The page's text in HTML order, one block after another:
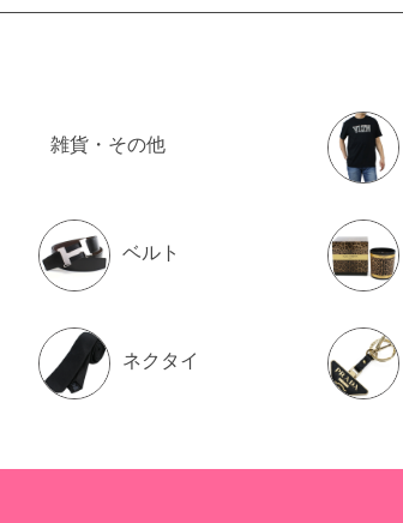
雑貨・その他
ベルト
ネクタイ